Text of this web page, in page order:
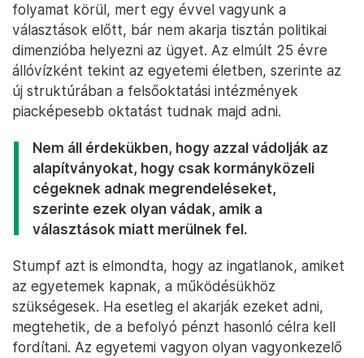
folyamat körül, mert egy évvel vagyunk a
választások előtt, bár nem akarja tisztán politikai
dimenzióba helyezni az ügyet. Az elmúlt 25 évre
állóvízként tekint az egyetemi életben, szerinte az
új struktúrában a felsőoktatási intézmények
piacképesebb oktatást tudnak majd adni.
Nem áll érdekükben, hogy azzal vádolják az
alapítványokat, hogy csak kormányközeli
cégeknek adnak megrendeléseket,
szerinte ezek olyan vádak, amik a
választások miatt merülnek fel.
Stumpf azt is elmondta, hogy az ingatlanok, amiket
az egyetemek kapnak, a működésükhöz
szükségesek. Ha esetleg el akarják ezeket adni,
megtehetik, de a befolyó pénzt hasonló célra kell
fordítani. Az egyetemi vagyon olyan vagyonkezelő